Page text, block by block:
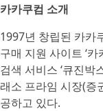
카카쿠컴 소개
1997년 창립된 카카
구매 지원 사이트 ‘
검색 서비스 ‘큐진
래소 프라임 시장(증
공하고 있다.